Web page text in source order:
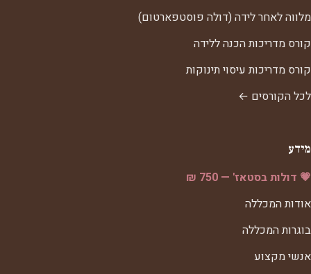
מלווה לאחר לידה (דולה פוסטפארטום)
קורס מדריכות הכנה ללידה
קורס מדריכות עיסוי תינוקות
לכל הקורסים ←
מידע
💗 דולות בסטאז' — 750 ₪
אודות המכללה
בוגרות המכללה
אנשי מקצוע